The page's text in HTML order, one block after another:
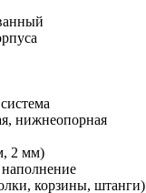
нижнеопорная
2 мм)
корзины, штанги)